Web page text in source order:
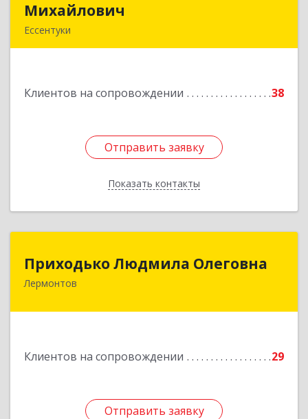
Михайлович
Ессентуки
Клиентов на сопровождении 38
Отправить заявку
Показать контакты
Отправить заявку
Назад
Приходько Людмила Олеговна
Лермонтов
Клиентов на сопровождении 29
Отправить заявку
357341, Лермонтов г, П.Лумумбы ул, дом №
Отправить заявку